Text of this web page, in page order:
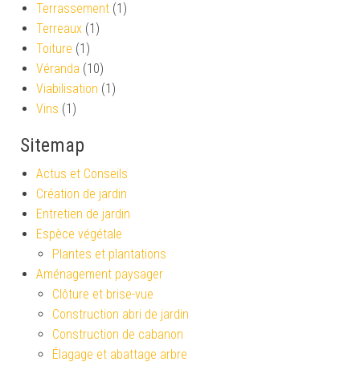
Terrassement (1)
Terreaux (1)
Toiture (1)
Véranda (10)
Viabilisation (1)
Vins (1)
Sitemap
Actus et Conseils
Création de jardin
Entretien de jardin
Espèce végétale
Plantes et plantations
Aménagement paysager
Clôture et brise-vue
Construction abri de jardin
Construction de cabanon
Élagage et abattage arbre